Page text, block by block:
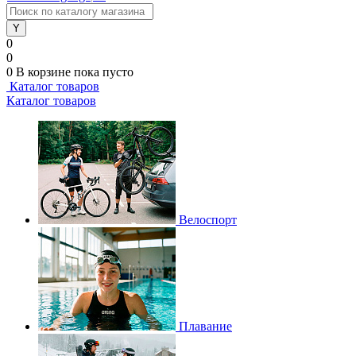
0
0
0 В корзине пока пусто
Каталог товаров
Каталог товаров
Велоспорт
Плавание